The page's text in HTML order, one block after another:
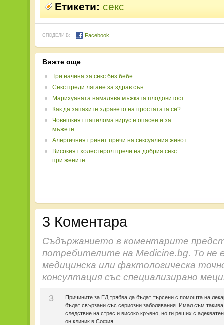
Етикети: секс
СПОДЕЛИ В: Facebook
Вижте още
Три начина за секс без бебе
Секс преди лягане за здрав сън
Марихуаната намалява мъжката плодовитост
Как да запазите здравето на простатата си?
Човешкият папилома вирус е опасен и за
мъжете
Алергичният ринит пречи на сексуалния живот
Високият холестерол пречи на добрия секс
при жените
3 Коментара
Съдържанието в коментарите
потребителите на Medicine.bg. То не
медицинска или фактологическа
консултация със специализирано
3
Причините за ЕД трябва да бъдат търсени с помощта на
бъдат свързани със сериозни заболявания. Имал съм
следствие на стрес и високо кръвно, но ги реших с
он клиник в София.